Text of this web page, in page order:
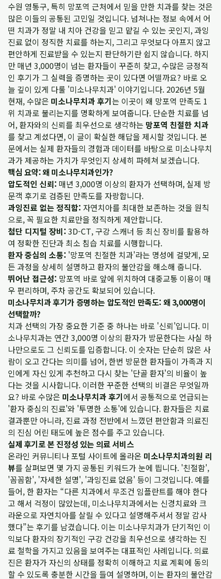
수원 영통구, 특히 망포역 근처에서 믿을 만한 치과를 찾는 것은
많은 이들의 공통된 고민일 것입니다. 넘쳐나는 정보 속에서 어
떤 치과가 정말 내 치아 건강을 믿고 맡길 수 있는 곳인지, 과잉
진료 없이 정직한 치료를 하는지, 그리고 무엇보다 아프지 않고
편안하게 진료받을 수 있는지 판단하기란 쉽지 않습니다. 하지
만 매년 3,000명이 넘는 환자들이 꾸준히 찾고, 수많은 긍정적
인 후기가 그 실력을 증명하는 곳이 있다면 어떨까요? 바로 오
늘 깊이 있게 다룰 '미소나무치과' 이야기입니다. 2026년 5월
현재, 수많은 미소나무치과 후기는 이곳이 왜 망포역 만족도 1
위 치과로 불리는지를 명확하게 보여줍니다. 단순한 치료를 넘
어, 환자와의 신뢰를 최우선으로 생각하는 망포역 친절한 치과
를 찾고 계셨다면, 이 글이 확실한 해답을 제시할 것입니다. 본
문에서는 실제 환자들의 경험과 데이터를 바탕으로 미소나무치
과가 제공하는 가치가 무엇인지 상세히 파헤쳐 보겠습니다.
핵심 요약: 왜 미소나무치과인가?
압도적인 신뢰: 매년 3,000명 이상의 환자가 선택하며, 실제 방
문객 후기로 검증된 만족도를 자랑합니다.
과잉진료 없는 정직함: 자연치아를 최대한 보존하는 것을 원칙
으로, 꼭 필요한 치료만을 정직하게 제안합니다.
첨단 디지털 장비: 3D-CT, 구강 스캐너 등 최신 장비를 활용하
여 정확한 진단과 최소 침습 치료를 시행합니다.
환자 중심의 소통: '망포역 친절한 치과'라는 명성에 걸맞게, 모
든 과정을 상세히 설명하고 환자의 불안감을 해소해 줍니다.
뛰어난 접근성: 망포역 바로 앞에 위치하여 대중교통 이용이 매
우 편리하며, 주차 공간도 확보되어 있습니다.
미소나무치과 후기가 증명하는 압도적인 만족도: 왜 3,000명이
선택할까?
치과 선택의 가장 중요한 기준 중 하나는 바로 '신뢰'입니다. 미
소나무치과는 연간 3,000명 이상의 환자가 방문한다는 사실 하
나만으로도 그 신뢰도를 입증합니다. 이 숫자는 단순히 많은 사
람이 오고 간다는 의미를 넘어, 한번 방문한 환자들이 가족과 지
인에게 자신 있게 추천하고 다시 찾는 '단골 환자'의 비율이 높
다는 것을 시사합니다. 이러한 꾸준한 선택의 비결은 무엇일까
요? 바로 수많은 미소나무치과 후기에서 공통적으로 언급되는
'환자 중심의 진료'와 '투명한 소통'에 있습니다. 환자들은 치료
결과뿐만 아니라, 진료 과정 전반에서 느꼈던 편안함과 의료진
의 진심 어린 태도에 높은 점수를 주고 있습니다.
실제 후기로 본 진정성 있는 의료 서비스
온라인 커뮤니티나 포털 사이트에 올라온 미소나무치과의원 리
뷰를 살펴보면 몇 가지 공통된 키워드가 눈에 띕니다. '친절함',
'꼼꼼함', '자세한 설명', '과잉진료 없음' 등이 그것입니다. 예를
들어, 한 환자는 “다른 치과에서 무조건 임플란트를 해야 한다
고 해서 걱정이 많았는데, 미소나무치과에서는 신경치료와 크
라운으로 자연치아를 살릴 수 있다고 설명해주셔서 정말 감사
했다”는 후기를 남겼습니다. 이는 미소나무치과가 단기적인 이
익보다 환자의 장기적인 구강 건강을 최우선으로 생각하는 진
료 철학을 가지고 있음을 보여주는 대표적인 사례입니다. 의료
진은 환자가 자신의 상태를 정확히 이해하고 치료 계획에 동의
할 수 있도록 충분한 시간을 들여 설명하며, 이는 환자의 불안감